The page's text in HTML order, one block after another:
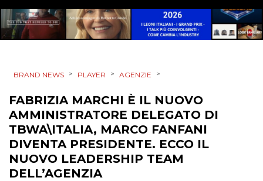
BRAND NEWS > PLAYER > AGENZIE >
FABRIZIA MARCHI È IL NUOVO
AMMINISTRATORE DELEGATO DI
TBWA\ITALIA, MARCO FANFANI
DIVENTA PRESIDENTE. ECCO IL
NUOVO LEADERSHIP TEAM
DELL’AGENZIA